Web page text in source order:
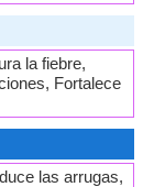
la fiebre,
Fortalece
las arrugas,